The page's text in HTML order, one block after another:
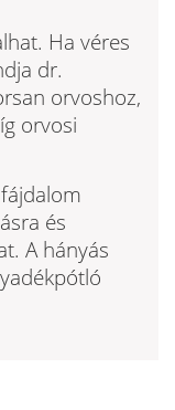
Ha véres
dr.
orvoshoz,
orvosi
és
A hányás